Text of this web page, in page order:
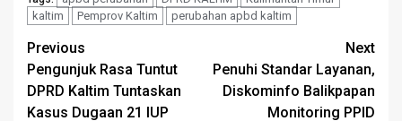
kaltim
Pemprov Kaltim perubahan apbd kaltim
Post
navigation
Previous
Pengunjuk Rasa Tuntut
DPRD Kaltim Tuntaskan
Kasus Dugaan 21 IUP
Next
Penuhi Standar Layanan,
Diskominfo Balikpapan
Monitoring PPID